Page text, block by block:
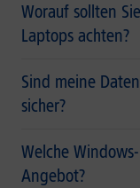
Worauf sollten
Laptops achten?
Sind meine
sicher?
Welche
Angebot?